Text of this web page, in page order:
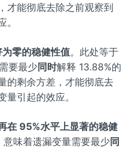
才能彻底去除之前观察到
零的稳健性值。此处等于
要最少同时解释 13.88%的
的剩余方差，才能彻底去
引起的效应。
在 95%水平上显著的稳健
味着遗漏变量需要最少同